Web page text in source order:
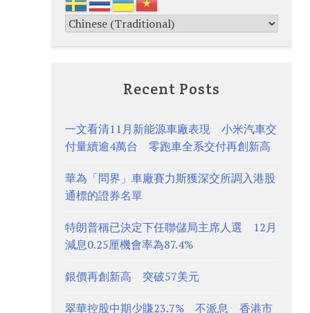
Recent Posts
一文看清11月新能源車廠表現 小米汽車交
付量續逾4萬台 零跑車全系交付再創新高
華為「問界」車廠賽力斯獲深交所調入港股
通標的證券名單
特朗普稱已決定下任聯儲局主席人選 12月
減息0.25厘機會率為87.4%
銀價再創新高 突破57美元
翠華控股中期少賺23.7% 不派息 香港市